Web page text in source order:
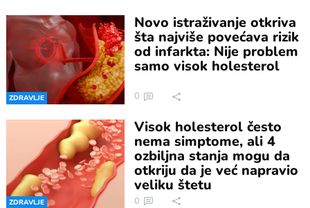
ZDRAVLJE
Novo istraživanje otkriva
šta najviše povećava rizik
od infarkta: Nije problem
samo visok holesterol
0
ZDRAVLJE
Visok holesterol često
nema simptome, ali 4
ozbiljna stanja mogu da
otkriju da je već napravio
veliku štetu
0